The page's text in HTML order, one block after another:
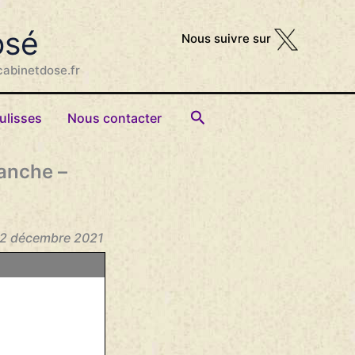
Nous suivre sur
Nous contacter Rechercher
–
décembre 2021